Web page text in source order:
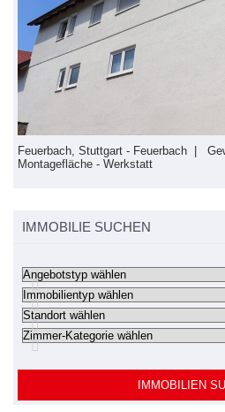
- Lager -
Feuerbach,
IMMOBILIE SUCHEN
IMMOBILIEN